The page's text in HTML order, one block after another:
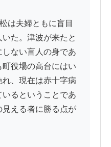
は夫婦ともに盲目
た。津波が来たと
ない盲人の身であ
役場の高台にはい
、現在は赤十字病
るということであ
える者に勝る点が